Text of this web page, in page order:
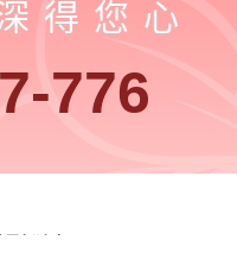
得您心
776
新消息